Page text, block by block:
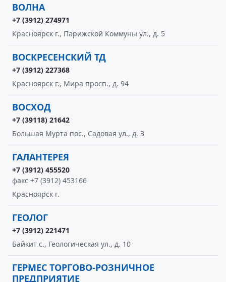
ВОЛНА
+7 (3912) 274971
Красноярск г., Парижской Коммуны ул., д. 5
ВОСКРЕСЕНСКИЙ ТД
+7 (3912) 227368
Красноярск г., Мира просп., д. 94
ВОСХОД
+7 (39118) 21642
Большая Мурта пос., Садовая ул., д. 3
ГАЛАНТЕРЕЯ
+7 (3912) 455520
факс +7 (3912) 453166
Красноярск г.
ГЕОЛОГ
+7 (3912) 221471
Байкит с., Геологическая ул., д. 10
ГЕРМЕС ТОРГОВО-РОЗНИЧНОЕ
ПРЕДПРИЯТИЕ